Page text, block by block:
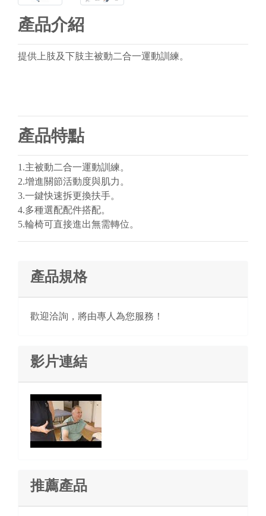
產品介紹
提供上肢及下肢主被動二合一運動訓練。
產品特點
1.主被動二合一運動訓練。
2.增進關節活動度與肌力。
3.一鍵快速拆更換扶手。
4.多種選配配件搭配。
5.輪椅可直接進出無需轉位。
產品規格
歡迎洽詢，將由專人為您服務！
影片連結
推薦產品